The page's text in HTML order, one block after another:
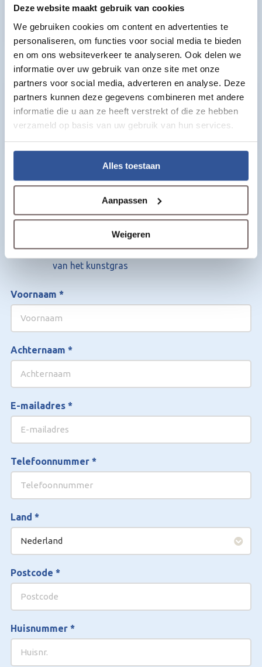
Deze website maakt gebruik van cookies
We gebruiken cookies om content en advertenties te
personaliseren, om functies voor social media te bieden
en om ons websiteverkeer te analyseren. Ook delen we
informatie over uw gebruik van onze site met onze
partners voor social media, adverteren en analyse. Deze
partners kunnen deze gegevens combineren met andere
informatie die u aan ze heeft verstrekt of die ze hebben
verzameld op basis van uw gebruik van hun services.
Alles toestaan
Aanpassen
Weigeren
Kunstgras Kiel Kunstgras Kleef
Vergelijk de diverse soorten kunstgras bij jou
thuis op de bank
Bepaal welke kunstgras jij het mooist vindt
Bestel eenvoudig en geniet volgende week al
van het kunstgras
Voornaam *
Achternaam *
E-mailadres *
Telefoonnummer *
Land *
Postcode *
Huisnummer *